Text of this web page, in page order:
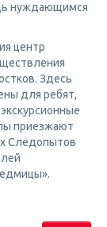
нуждающимся
центр
Здесь
для ребят,
приезжают
Следопытов